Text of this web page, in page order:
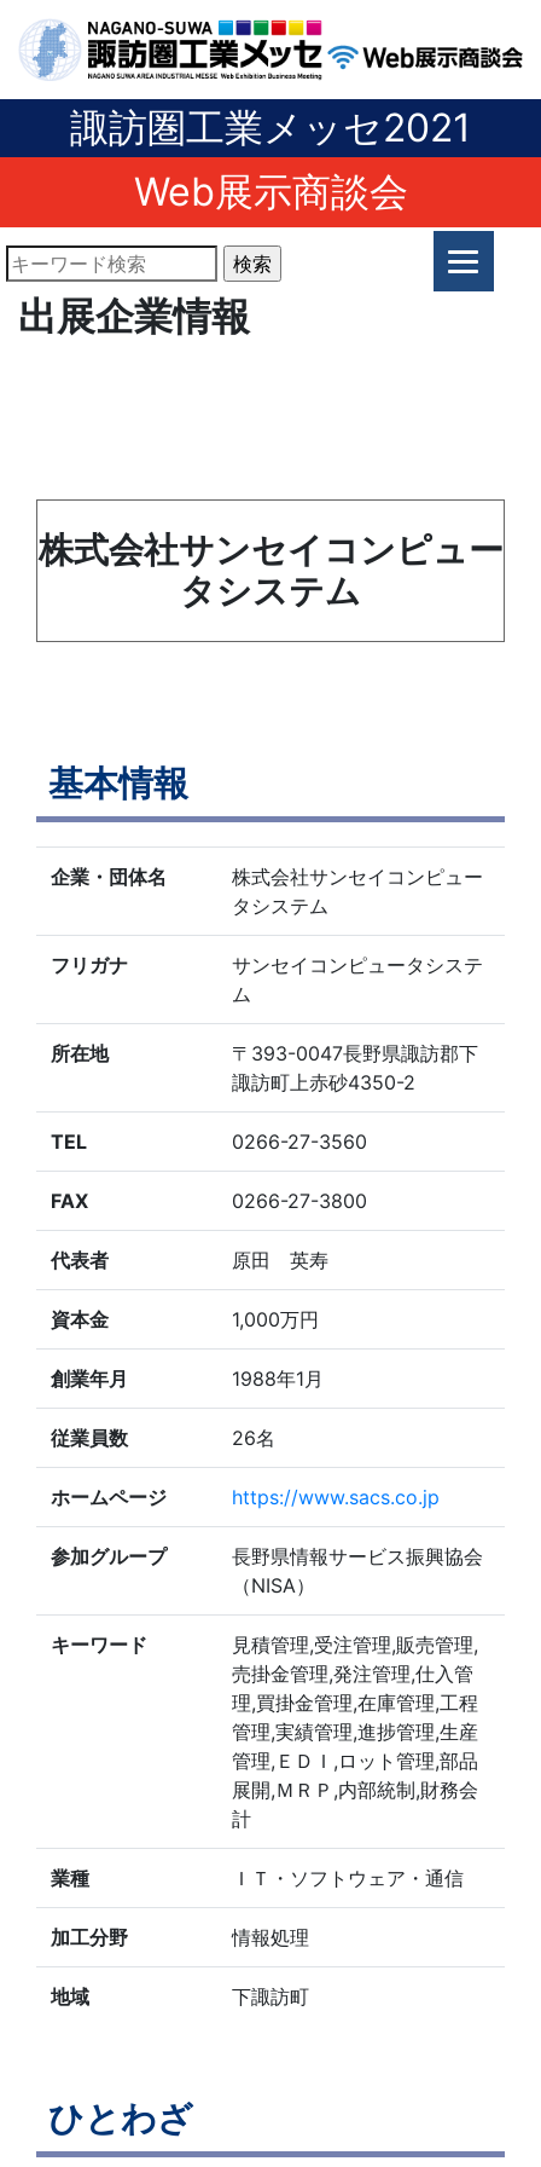
諏訪圏工業メッセ2021
Web展示商談会
出展企業情報
株式会社サンセイコンピュー
タシステム
基本情報
企業・団体名
株式会社サンセイコンピュー
タシステム
フリガナ
サンセイコンピュータシステ
ム
所在地
〒393-0047長野県諏訪郡下
諏訪町上赤砂4350-2
TEL 0266-27-3560
FAX 0266-27-3800
代表者 原田 英寿
資本金 1,000万円
創業年月 1988年1月
従業員数 26名
ホームページ https://www.sacs.co.jp
参加グループ
長野県情報サービス振興協会
（NISA）
キーワード
見積管理,受注管理,販売管理,
売掛金管理,発注管理,仕入管
理,買掛金管理,在庫管理,工程
管理,実績管理,進捗管理,生産
管理,ＥＤＩ,ロット管理,部品
展開,ＭＲＰ,内部統制,財務会
計
業種 ＩＴ・ソフトウェア・通信
加工分野 情報処理
地域 下諏訪町
ひとわざ